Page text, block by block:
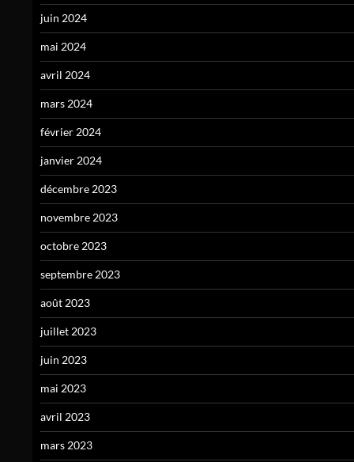
juin 2024
mai 2024
avril 2024
mars 2024
février 2024
janvier 2024
décembre 2023
novembre 2023
octobre 2023
septembre 2023
août 2023
juillet 2023
juin 2023
mai 2023
avril 2023
mars 2023